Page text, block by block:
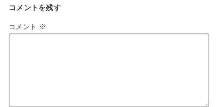
コメントを残す
コメント ※